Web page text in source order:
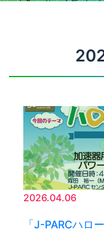
2026.04.06
「J-PARCハロ